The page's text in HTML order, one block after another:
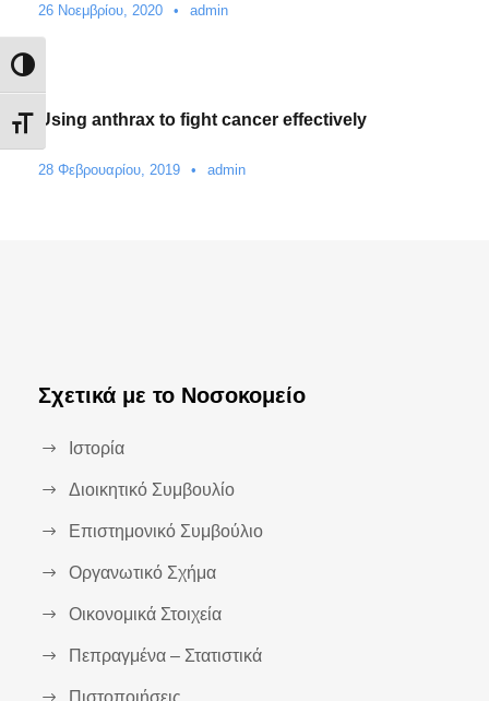
Εναλλαγή Υψηλής Αντίθεσης
Εναλλαγή Μεγέθους Γραμμάτων
26 Νοεμβρίου, 2020 • admin
Using anthrax to fight cancer effectively
28 Φεβρουαρίου, 2019 • admin
Σχετικά με το Νοσοκομείο
Ιστορία
Διοικητικό Συμβουλίο
Επιστημονικό Συμβούλιο
Οργανωτικό Σχήμα
Οικονομικά Στοιχεία
Πεπραγμένα – Στατιστικά
Πιστοποιήσεις